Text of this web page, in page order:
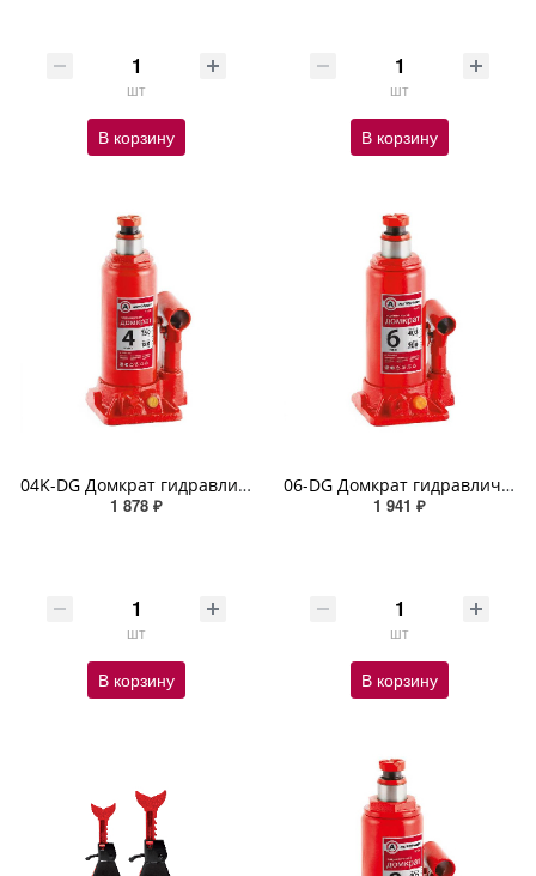
шт
В корзину
шт
В корзину
04K-DG Домкрат гидравлический AUTOPROFI, бутылочный, 4 т., высота подъёма 350 мм., в кейсе
1 878 ₽
шт
В корзину
06-DG Домкрат гидравлический AUTOPROFI, бутылочный, 6 т., высота подъёма 405 мм
1 941 ₽
шт
В корзину